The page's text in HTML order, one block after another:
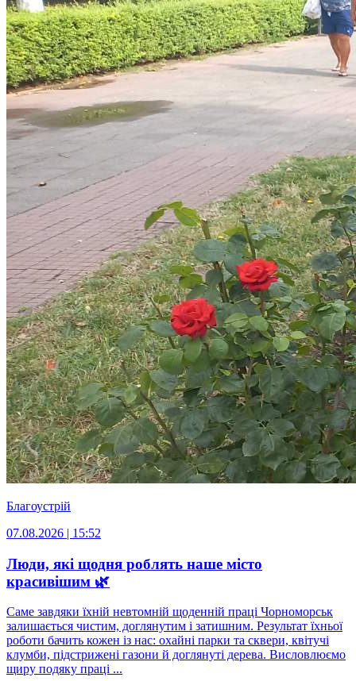
Благоустрій
07.08.2026 | 15:52
Люди, які щодня роблять наше місто
красивішим 🌿
Саме завдяки їхній невтомній щоденній праці Чорноморськ
залишається чистим, доглянутим і затишним. Результат їхньої
роботи бачить кожен із нас: охайні парки та сквери, квітучі
клумби, підстрижені газони й доглянуті дерева. Висловлюємо
щиру подяку праці ...